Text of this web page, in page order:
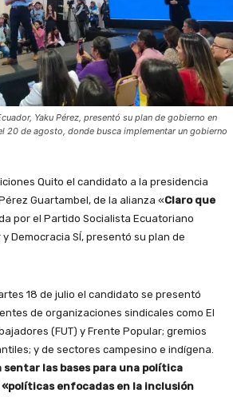
Yaku Pérez, presentó su plan de gobierno en
20 de agosto, donde busca implementar un gobierno
Quito el candidato a la presidencia
Guartambel, de la alianza «Claro que
por el Partido Socialista Ecuatoriano
Democracia SÍ, presentó su plan de
18 de julio el candidato se presentó
de organizaciones sindicales como El
(FUT) y Frente Popular; gremios
y de sectores campesino e indígena.
sentar las bases para una política
enfocadas en la inclusión